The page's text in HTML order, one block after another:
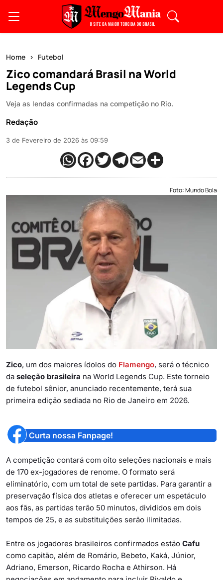
Home Futebol
Zico comandará Brasil na World
Legends Cup
Veja as lendas confirmadas na competição no Rio.
Redação
3 de Fevereiro de 2026 às 09:59
Foto: Mundo Bola
Zico, um dos maiores ídolos do Flamengo, será o técnico
da seleção brasileira na World Legends Cup. Este torneio
de futebol sênior, anunciado recentemente, terá sua
primeira edição sediada no Rio de Janeiro em 2026.
Curta nossa Fanpage!
A competição contará com oito seleções nacionais e mais
de 170 ex-jogadores de renome. O formato será
eliminatório, com um total de sete partidas. Para garantir a
preservação física dos atletas e oferecer um espetáculo
aos fãs, as partidas terão 50 minutos, divididos em dois
tempos de 25, e as substituições serão ilimitadas.
Entre os jogadores brasileiros confirmados estão Cafu
como capitão, além de Romário, Bebeto, Kaká, Júnior,
Adriano, Emerson, Ricardo Rocha e Athirson. Há